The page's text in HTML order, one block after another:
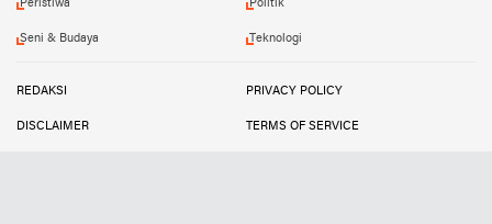
Peristiwa Politik
Seni & Budaya Teknologi
REDAKSI PRIVACY POLICY
DISCLAIMER TERMS OF SERVICE